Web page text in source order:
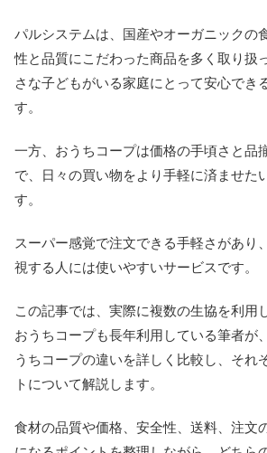
パルシステムは、国産やオーガニックの
性と品質にこだわった商品を多く取り扱
さな子どもがいる家庭にとって安心でき
す。
一方、おうちコープは価格の手頃さと品
で、日々の買い物をより手軽に済ませた
す。
スーパー感覚で注文できる手軽さがあり
視する人には使いやすいサービスです。
この記事では、実際に複数の生協を利用
おうちコープも長年利用している筆者が
うちコープの違いを詳しく比較し、それ
トについて解説します。
食材の品質や価格、安全性、送料、注文